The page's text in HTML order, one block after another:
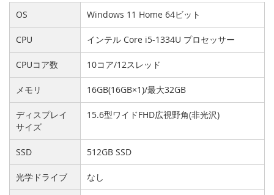
OS Windows 11 Home 64ビット
CPU インテル Core i5-1334U プロセッサー
CPUコア数 10コア/12スレッド
メモリ 16GB(16GB×1)/最大32GB
ディスプレイ
サイズ
15.6型ワイドFHD広視野角(非光沢)
SSD 512GB SSD
光学ドライブ なし